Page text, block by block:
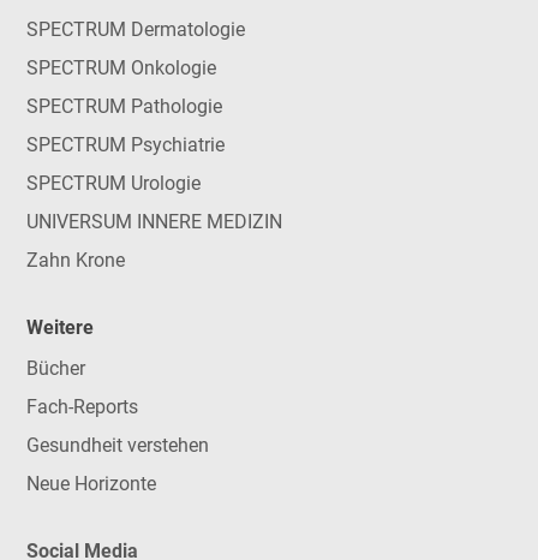
SPECTRUM Dermatologie
SPECTRUM Onkologie
SPECTRUM Pathologie
SPECTRUM Psychiatrie
SPECTRUM Urologie
UNIVERSUM INNERE MEDIZIN
Zahn Krone
Weitere
Bücher
Fach-Reports
Gesundheit verstehen
Neue Horizonte
Social Media